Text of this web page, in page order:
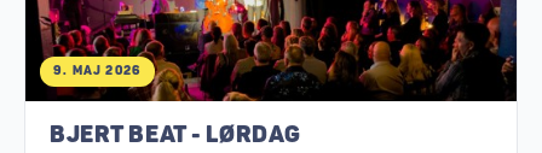
9. MAJ 2026
BJERT BEAT - LØRDAG